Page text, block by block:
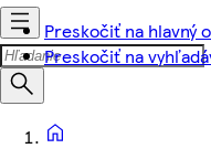
Preskočiť na hlavný
Preskočiť na